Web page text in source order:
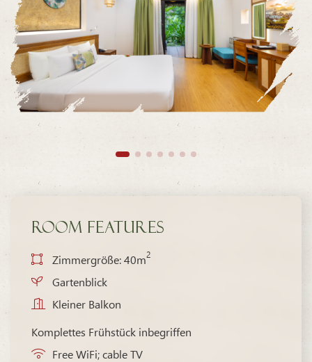
Room features
Zimmergröße: 40m2
Gartenblick
Kleiner Balkon
Komplettes Frühstück inbegriffen
Free WiFi; cable TV